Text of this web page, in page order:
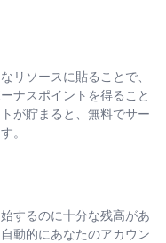
リソースに貼ることで、
ナスポイントを得ること
が貯まると、無料でサー
。
するのに十分な残高があ
動的にあなたのアカウン